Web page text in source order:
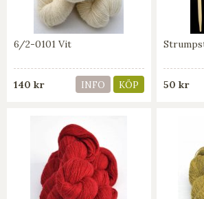
6/2-0101 Vit
140 kr INFO KÖP 50 kr